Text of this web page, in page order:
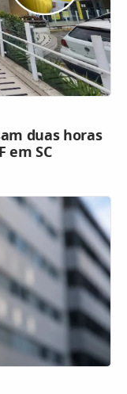
duas horas
em SC